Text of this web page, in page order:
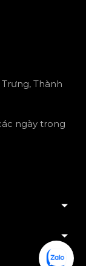
Thành
ngày trong